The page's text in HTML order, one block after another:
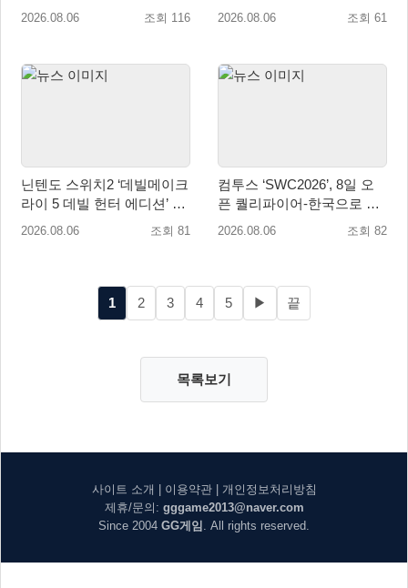
유저 편의성 개선 및 사이드
2026.08.06 조회 116
업데이트
2026.08.06 조회 61
닌텐도 스위치2 ‘데빌메이크
라이 5 데빌 헌터 에디션’ 패
키지 제품 8월 7일 예약판매
2026.08.06 조회 81
컴투스 ‘SWC2026’, 8일 오
픈 퀄리파이어-한국으로 시
즌 개막!
2026.08.06 조회 82
1 2 3 4 5 ▶ 끝
목록보기
사이트 소개 | 이용약관| 개인정보처리방침
제휴/문의: gggame2013@naver.com
Since 2004 GG게임 . All rights reserved.